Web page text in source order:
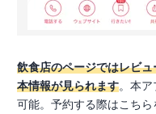
飲食店のページではレビ
本情報が見られます。本
可能。予約する際はこちら